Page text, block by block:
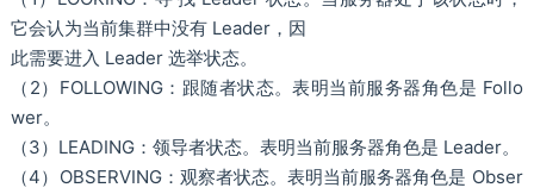
它会认为当前集群中没有 Leader，因
此需要进入 Leader 选举状态。
（2）FOLLOWING：跟随者状态。表明当前服务器角色是 Follo
wer。
（3）LEADING：领导者状态。表明当前服务器角色是 Leader。
（4）OBSERVING：观察者状态。表明当前服务器角色是 Obser